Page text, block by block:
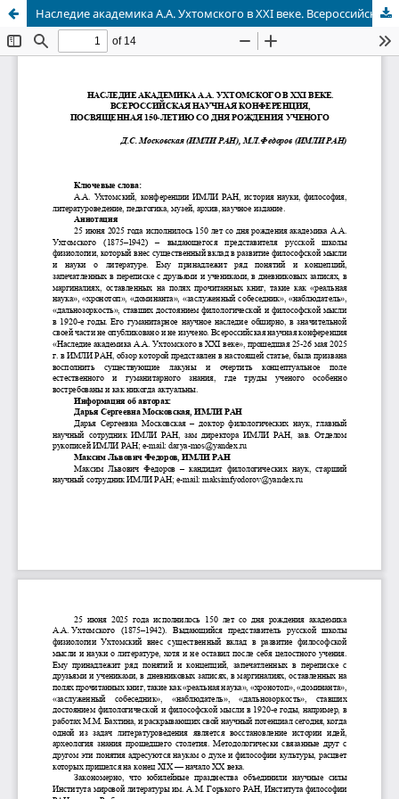
Наследие академика А.А. Ухтомского в XXI веке. Всероссийская научная конференция, посвященная 150-летию со дня рождения ученого